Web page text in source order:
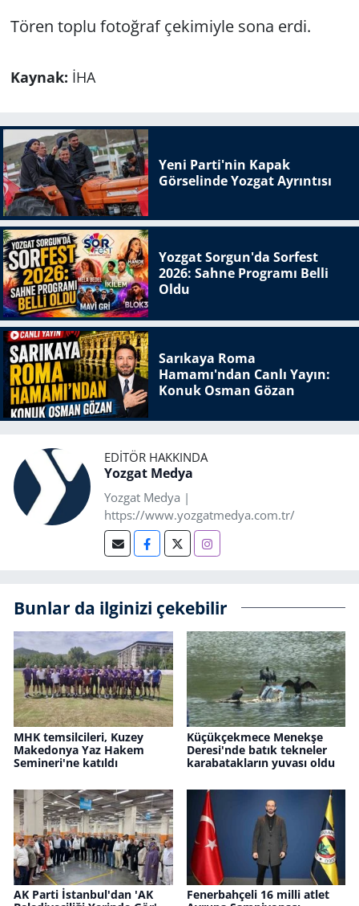
Tören toplu fotoğraf çekimiyle sona erdi.
Kaynak: İHA
Yeni Parti'nin Kapak
Görselinde Yozgat Ayrıntısı
Yozgat Sorgun'da Sorfest
2026: Sahne Programı Belli
Oldu
Sarıkaya Roma
Hamamı'ndan Canlı Yayın:
Konuk Osman Gözan
EDITÖR HAKKINDA
Yozgat Medya
Yozgat Medya |
https://www.yozgatmedya.com.tr/
Bunlar da ilginizi çekebilir
MHK temsilcileri, Kuzey
Makedonya Yaz Hakem
Semineri'ne katıldı
Küçükçekmece Menekşe
Deresi'nde batık tekneler
karabatakların yuvası oldu
AK Parti İstanbul'dan 'AK
Fenerbahçeli 16 milli atlet